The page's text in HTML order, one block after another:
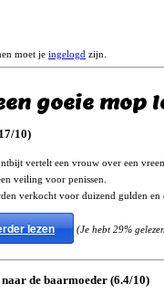
moet je ingelogd zijn.
goeie mop
10)
vertelt een vrouw over een
veiling voor penissen.
verkocht voor duizend gulden en
lezen (Je hebt 29%
de baarmoeder (6.4/10)